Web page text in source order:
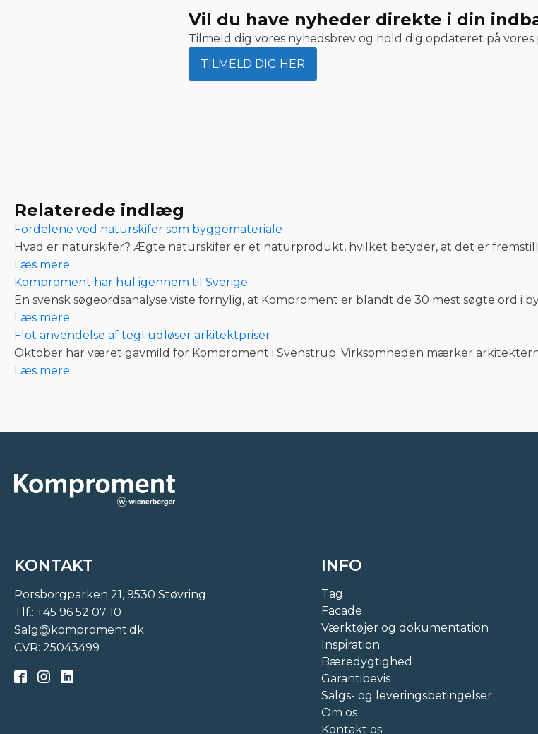
Vil du have nyheder direkte i din
Tilmeld dig vores nyhedsbrev og hold dig opdateret på
TILMELD DIG HER
Relaterede indlæg
Fordelene ved naturskifer som byggemateriale
Hvad er naturskifer? Ægte naturskifer er et naturprodukt, hvilket betyder, at det er
Læs mere
Komproment har hul igennem til Sverige
En svensk søgeordsanalyse viste fornylig, at Komproment er blandt de 30 mest søgte ord i
Læs mere
Flot anvendelse af tegl udløser arkitektpriser
Oktober har været gavmild for Komproment i Svenstrup. Virksomheden mærker
Læs mere
KONTAKT
Porsborgparken 21, 9530 Støvring
Tlf.:+45 96 52 07 10
Salg@komproment.dk
CVR: 25043499
INFO
Tag
Facade
Værktøjer og dokumentation
Inspiration
Bæredygtighed
Garantibevis
Salgs- og leveringsbetingelser
Om os
Kontakt os